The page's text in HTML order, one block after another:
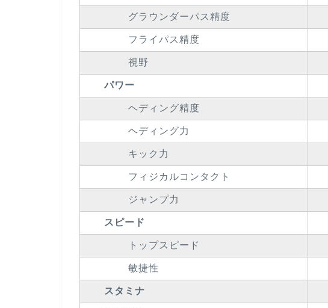
グラウンダーパス精度
フライパス精度
視野
パワー
ヘディング精度
ヘディング力
キック力
フィジカルコンタクト
ジャンプ力
スピード
トップスピード
敏捷性
スタミナ